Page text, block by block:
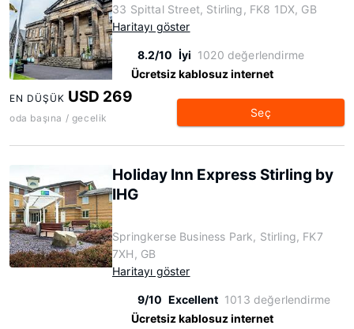
33 Spittal Street, Stirling, FK8 1DX, GB
Haritayı göster
8.2/10 İyi 1020 değerlendirme
Ücretsiz kablosuz internet
EN DÜŞÜK USD 269
oda başına / gecelik Seç
Holiday Inn Express Stirling by
IHG
Springkerse Business Park, Stirling, FK7
7XH, GB
Haritayı göster
9/10 Excellent 1013 değerlendirme
Ücretsiz kablosuz internet